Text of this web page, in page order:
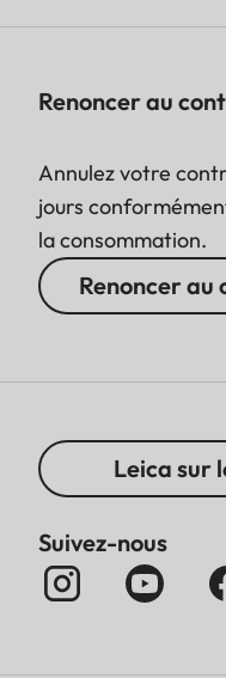
Renoncer au
Annulez votre
jours
la consommation.
Renoncer au
Leica sur
Suivez-nous